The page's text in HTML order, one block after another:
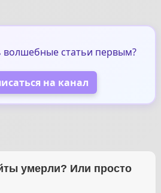
статьи первым?
на канал
умерли? Или просто